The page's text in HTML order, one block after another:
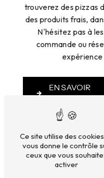
trouverez des pizzas
des produits frais,
N'hésitez pas à
commande ou
expérience
EN SAVOIR
Ce site utilise des
vous donne le contrôle
ceux que vous
activer